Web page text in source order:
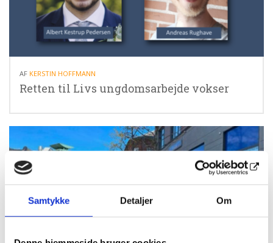
Samtykke Detaljer Om
AF KERSTIN HOFFMANN
Retten til Livs ungdomsarbejde vokser